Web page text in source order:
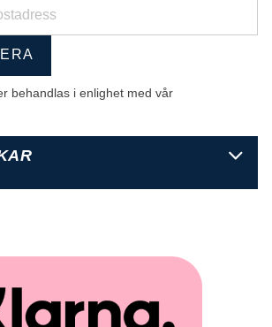
behandlas i enlighet med vår